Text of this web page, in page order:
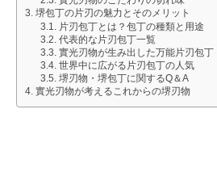
堺包丁の片刃の魅力とそのメリット
片刃包丁とは？包丁の種類と用途
代表的な片刃包丁一覧
實光刃物が生み出した万能片刃包丁
世界中に広がる片刃包丁の人気
堺刃物・堺包丁に関するQ＆A
實光刃物が考えるこれからの堺刃物